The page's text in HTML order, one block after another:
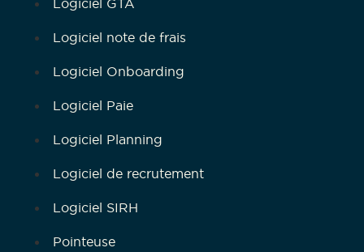
Logiciel note de frais
Logiciel Onboarding
Logiciel Paie
Logiciel Planning
Logiciel de recrutement
Logiciel SIRH
Pointeuse